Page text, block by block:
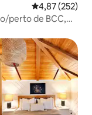
4,87 de uma
4,87 (252)
perto de BCC,